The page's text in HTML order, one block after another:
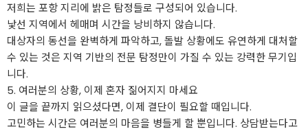
​저희는 포항 지리에 밝은 탐정들로 구성되어 있습니다.
낯선 지역에서 헤매며 시간을 낭비하지 않습니다.
대상자의 동선을 완벽하게 파악하고, 돌발 상황에도 유연하게 대처할
수 있는 것은 지역 기반의 전문 탐정만이 가질 수 있는 강력한 무기입
니다.
​5. 여러분의 상황, 이제 혼자 짊어지지 마세요
​이 글을 끝까지 읽으셨다면, 이제 결단이 필요할 때입니다.
고민하는 시간은 여러분의 마음을 병들게 할 뿐입니다. 상담받는다고